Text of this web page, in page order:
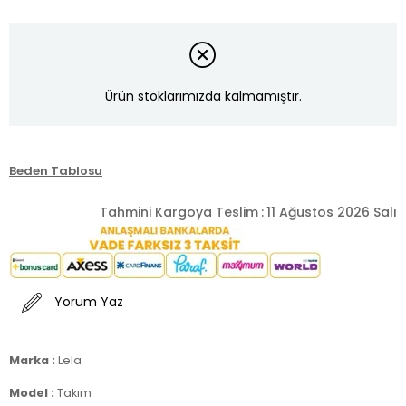
Ürün stoklarımızda kalmamıştır.
Beden Tablosu
Tahmini Kargoya Teslim :11 Ağustos 2026 Salı
Yorum Yaz
Marka : Lela
Model : Takım